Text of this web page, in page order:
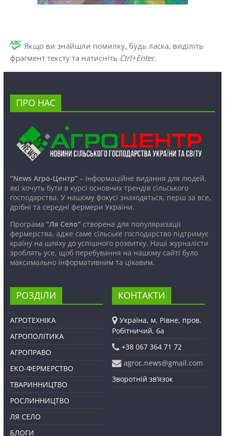
Якщо ви знайшли помилку, будь ласка, виділіть
фрагмент тексту та натисніть Ctrl+Enter.
ПРО НАС
“News Агро-Центр”– інформаційне видання для людей,
які хочуть бути в курсі основних трендів сільського
господарства. У нашому фокусі знаходяться, перш за все,
дрібні та середні фермери України.
Програма “Ля Село”створена для популяризації
фермерства, адже саме сільське господарство підтримує
країну на шляху до успішного розвитку. Наші журналісти
зроблять усе, щоб перебування на нашому сайті було
максимально інформативним та цікавим.
РОЗДІЛИ
АГРОТЕХНІКА
АГРОПОЛІТИКА
АГРОПРАВО
ЕКО-ФЕРМЕРСТВО
ТВАРИННИЦТВО
РОСЛИННИЦТВО
ЛЯ СЕЛО
БЛОГИ
КОНТАКТИ
Україна, м. Рівне, пров.
Робітничий, 6а
+38 067 364 71 72
agroc.news@gmail.com
Зворотній зв’язок